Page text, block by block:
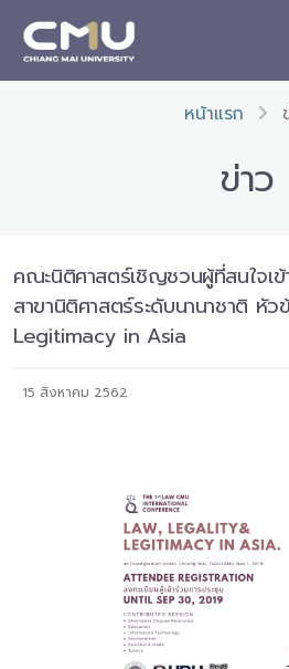
หน้าแรก
ข่าว
คณะนิติศาสตร์เชิญชวนผู้ที่สนใจเข้
สาขานิติศาสตร์ระดับนานาชาติ หั
Legitimacy in Asia
15 สิงหาคม 2562